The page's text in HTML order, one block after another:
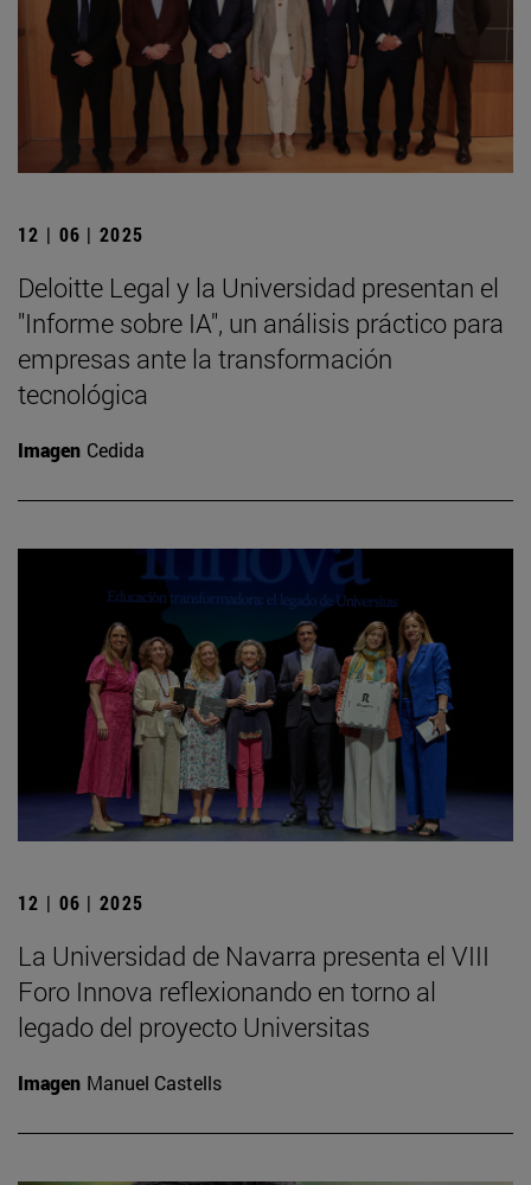
12 | 06 | 2025
Deloitte Legal y la Universidad presentan el
"Informe sobre IA", un análisis práctico para
empresas ante la transformación
tecnológica
Imagen Cedida
12 | 06 | 2025
La Universidad de Navarra presenta el VIII
Foro Innova reflexionando en torno al
legado del proyecto Universitas
Imagen Manuel Castells